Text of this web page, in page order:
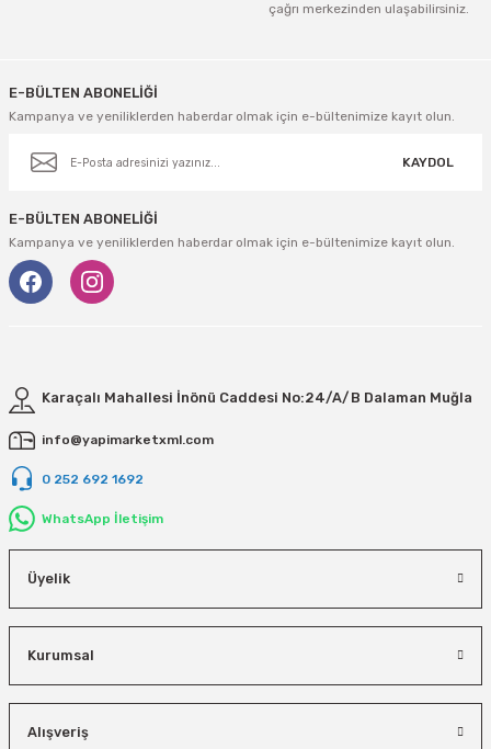
çağrı merkezinden ulaşabilirsiniz.
E-BÜLTEN ABONELİĞİ
Kampanya ve yeniliklerden haberdar olmak için e-bültenimize kayıt olun.
KAYDOL
E-BÜLTEN ABONELİĞİ
Kampanya ve yeniliklerden haberdar olmak için e-bültenimize kayıt olun.
Karaçalı Mahallesi İnönü Caddesi No:24/A/B Dalaman Muğla
info@yapimarketxml.com
0 252 692 1692
WhatsApp İletişim
Üyelik
Kurumsal
Alışveriş